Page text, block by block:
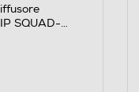
SQUAD-